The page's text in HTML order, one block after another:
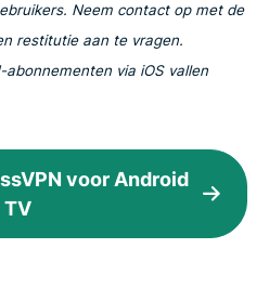
Neem contact op met de
restitutie aan te vragen.
abonnementen via iOS vallen
voor Android
TV